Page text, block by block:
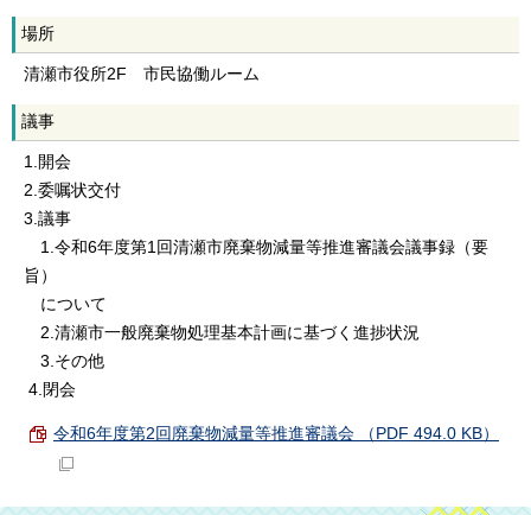
場所
清瀬市役所2F 市民協働ルーム
議事
1.開会
2.委嘱状交付
3.議事
1.令和6年度第1回清瀬市廃棄物減量等推進審議会議事録（要
旨）
について
2.清瀬市一般廃棄物処理基本計画に基づく進捗状況
3.その他
4.閉会
令和6年度第2回廃棄物減量等推進審議会 （PDF 494.0 KB）